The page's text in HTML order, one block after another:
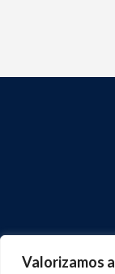
Valorizamos